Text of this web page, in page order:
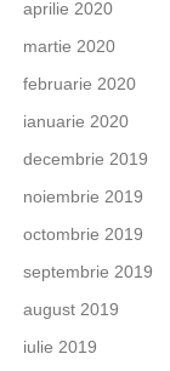
aprilie 2020
martie 2020
februarie 2020
ianuarie 2020
decembrie 2019
noiembrie 2019
octombrie 2019
septembrie 2019
august 2019
iulie 2019